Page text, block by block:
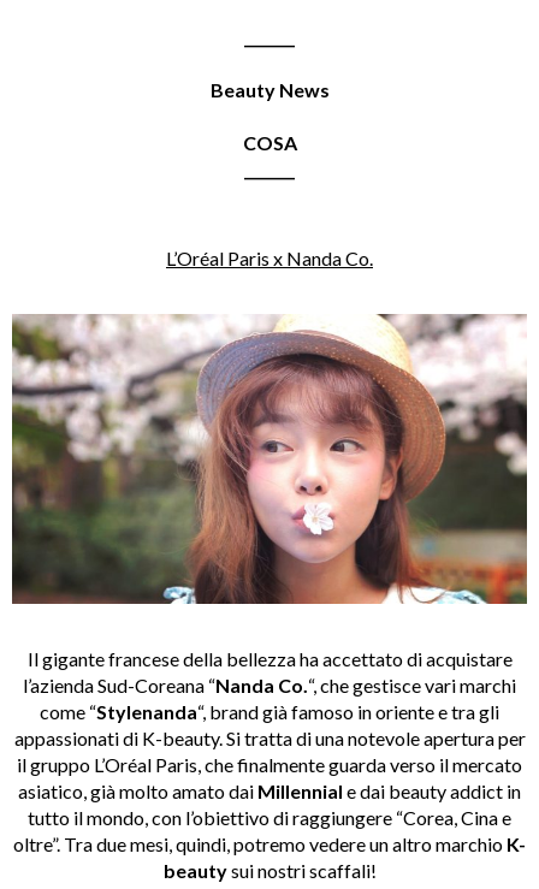
Beauty News
COSA
L’Oréal Paris x Nanda Co.
Il gigante francese della bellezza ha accettato di acquistare
l’azienda Sud-Coreana “Nanda Co. “, che gestisce vari marchi
come “Stylenanda“, brand già famoso in oriente e tra gli
appassionati di K-beauty. Si tratta di una notevole apertura per
il gruppo L’Oréal Paris, che finalmente guarda verso il mercato
asiatico, già molto amato dai Millennial e dai beauty addict in
tutto il mondo, con l’obiettivo di raggiungere “Corea, Cina e
oltre”. Tra due mesi, quindi, potremo vedere un altro marchio K-
beautysui nostri scaffali!